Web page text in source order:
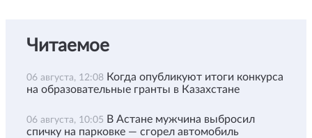
Читаемое
06 августа, 12:08 Когда опубликуют итоги конкурса
на образовательные гранты в Казахстане
06 августа, 10:05 В Астане мужчина выбросил
спичку на парковке — сгорел автомобиль